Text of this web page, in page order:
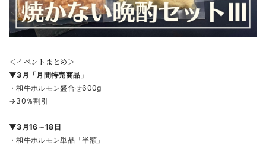
＜イベントまとめ＞
▼3月「月間特売商品」
・和牛ホルモン盛合せ600g
→30％割引
▼3月16～18日
・和牛ホルモン単品「半額」